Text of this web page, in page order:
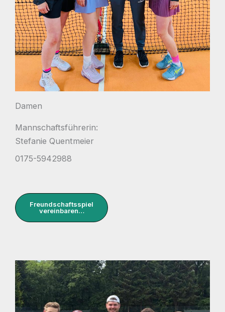
Damen
Mannschaftsführerin:
Stefanie Quentmeier
0175-5942988
Freundschaftsspiel
vereinbaren…